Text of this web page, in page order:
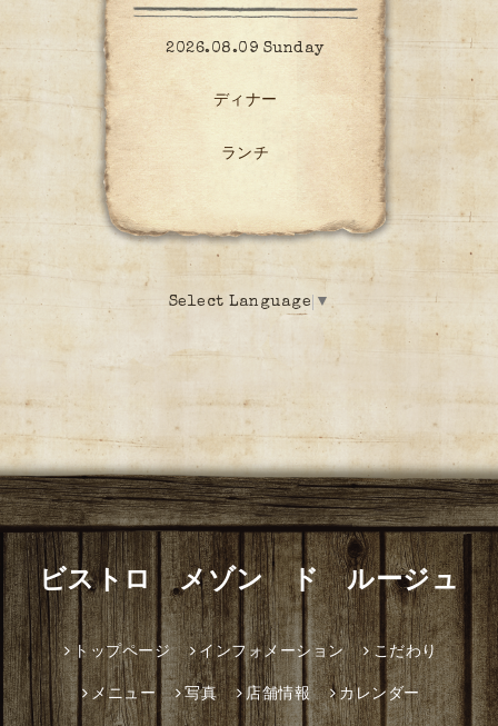
2026.08.09 Sunday
ディナー
ランチ
Select Language ▼
ビストロ メゾン ド ルージュ
トップページ インフォメーション こだわり
メニュー 写真 店舗情報 カレンダー